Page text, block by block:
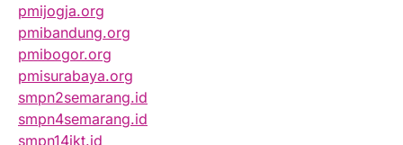
pmijogja.org
pmibandung.org
pmibogor.org
pmisurabaya.org
smpn2semarang.id
smpn4semarang.id
smpn14jkt.id